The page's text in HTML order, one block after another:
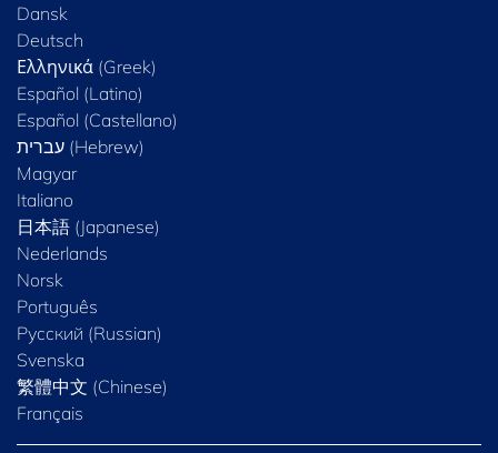
Dansk
Deutsch
Ελληνικά (Greek)
Español (Latino)
Español (Castellano)
Magyar
Italiano
日本語 (Japanese)
Nederlands
Norsk
Português
Русский (Russian)
Svenska
繁體中文 (Chinese)
Français